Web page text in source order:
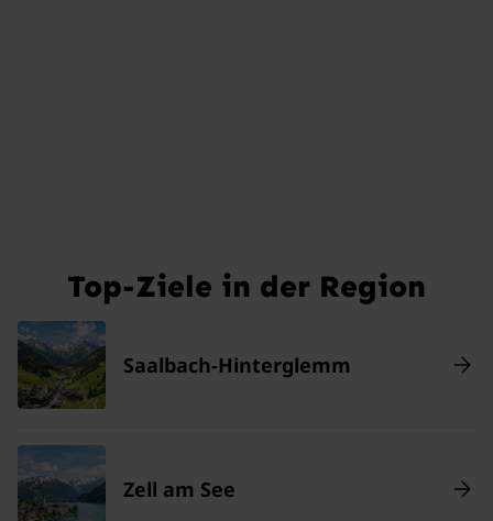
Top-Ziele in der Region
Saalbach-Hinterglemm
Zell am See